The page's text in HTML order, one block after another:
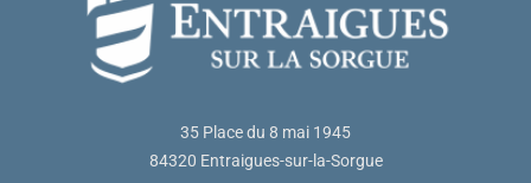
35 Place du 8 mai 1945
84320 Entraigues-sur-la-Sorgue